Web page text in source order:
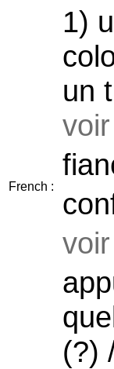
French :
1)
un
voir
(?)